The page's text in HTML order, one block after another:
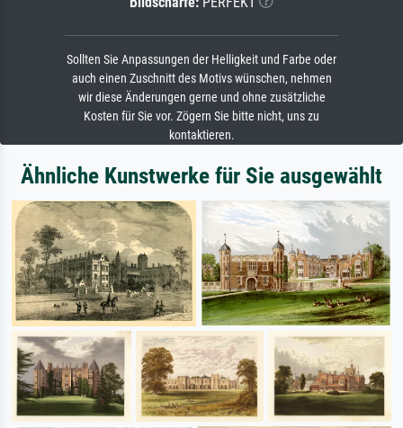
Sollten Sie Anpassungen der Helligkeit und Farbe oder
auch einen Zuschnitt des Motivs wünschen, nehmen
wir diese Änderungen gerne und ohne zusätzliche
Kosten für Sie vor. Zögern Sie bitte nicht, uns zu
kontaktieren.
Ähnliche Kunstwerke für Sie ausgewählt